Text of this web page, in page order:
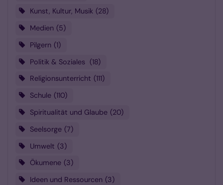
Kunst, Kultur, Musik 28
Medien 5
Pilgern 1
Politik & Soziales
18
Religionsunterricht
111
Schule 110
Spiritualität und Glaube 20
Seelsorge 7
Umwelt 3
Ökumene
3
Ideen und Ressourcen 3